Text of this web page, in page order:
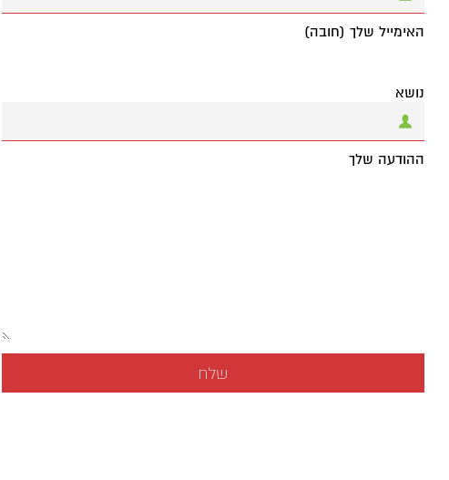
האימייל שלך (חובה)
נושא
ההודעה שלך